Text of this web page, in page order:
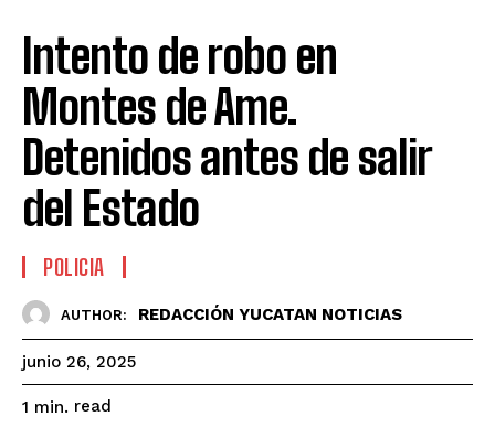
Intento de robo en
Montes de Ame.
Detenidos antes de salir
del Estado
POLICIA
AUTHOR: REDACCIÓN YUCATAN NOTICIAS
junio 26, 2025
1 min. read